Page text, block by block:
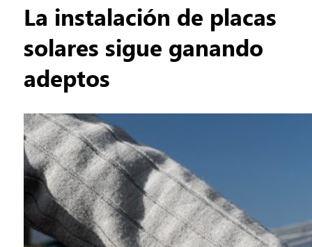
La instalación de placas
solares sigue ganando
adeptos